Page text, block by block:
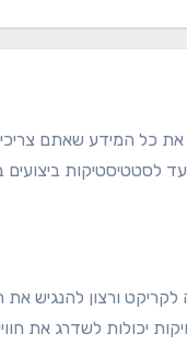
לסטטיסטיקות
יכולות לשדרג את